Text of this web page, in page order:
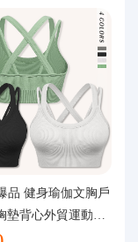
品 健身瑜伽文胸戶
墊背心外貿運動瑜